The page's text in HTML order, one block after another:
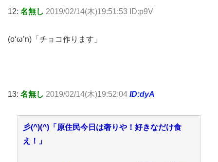
12: 名無し 2019/02/14(木)19:51:53 ID:p9V
(o‘ω’n)「チョコ作ります」
13: 名無し 2019/02/14(木)19:52:04 ID:dyA
彡(^)(^)「原住民今日は奢りや！好きなだけ食
え！」